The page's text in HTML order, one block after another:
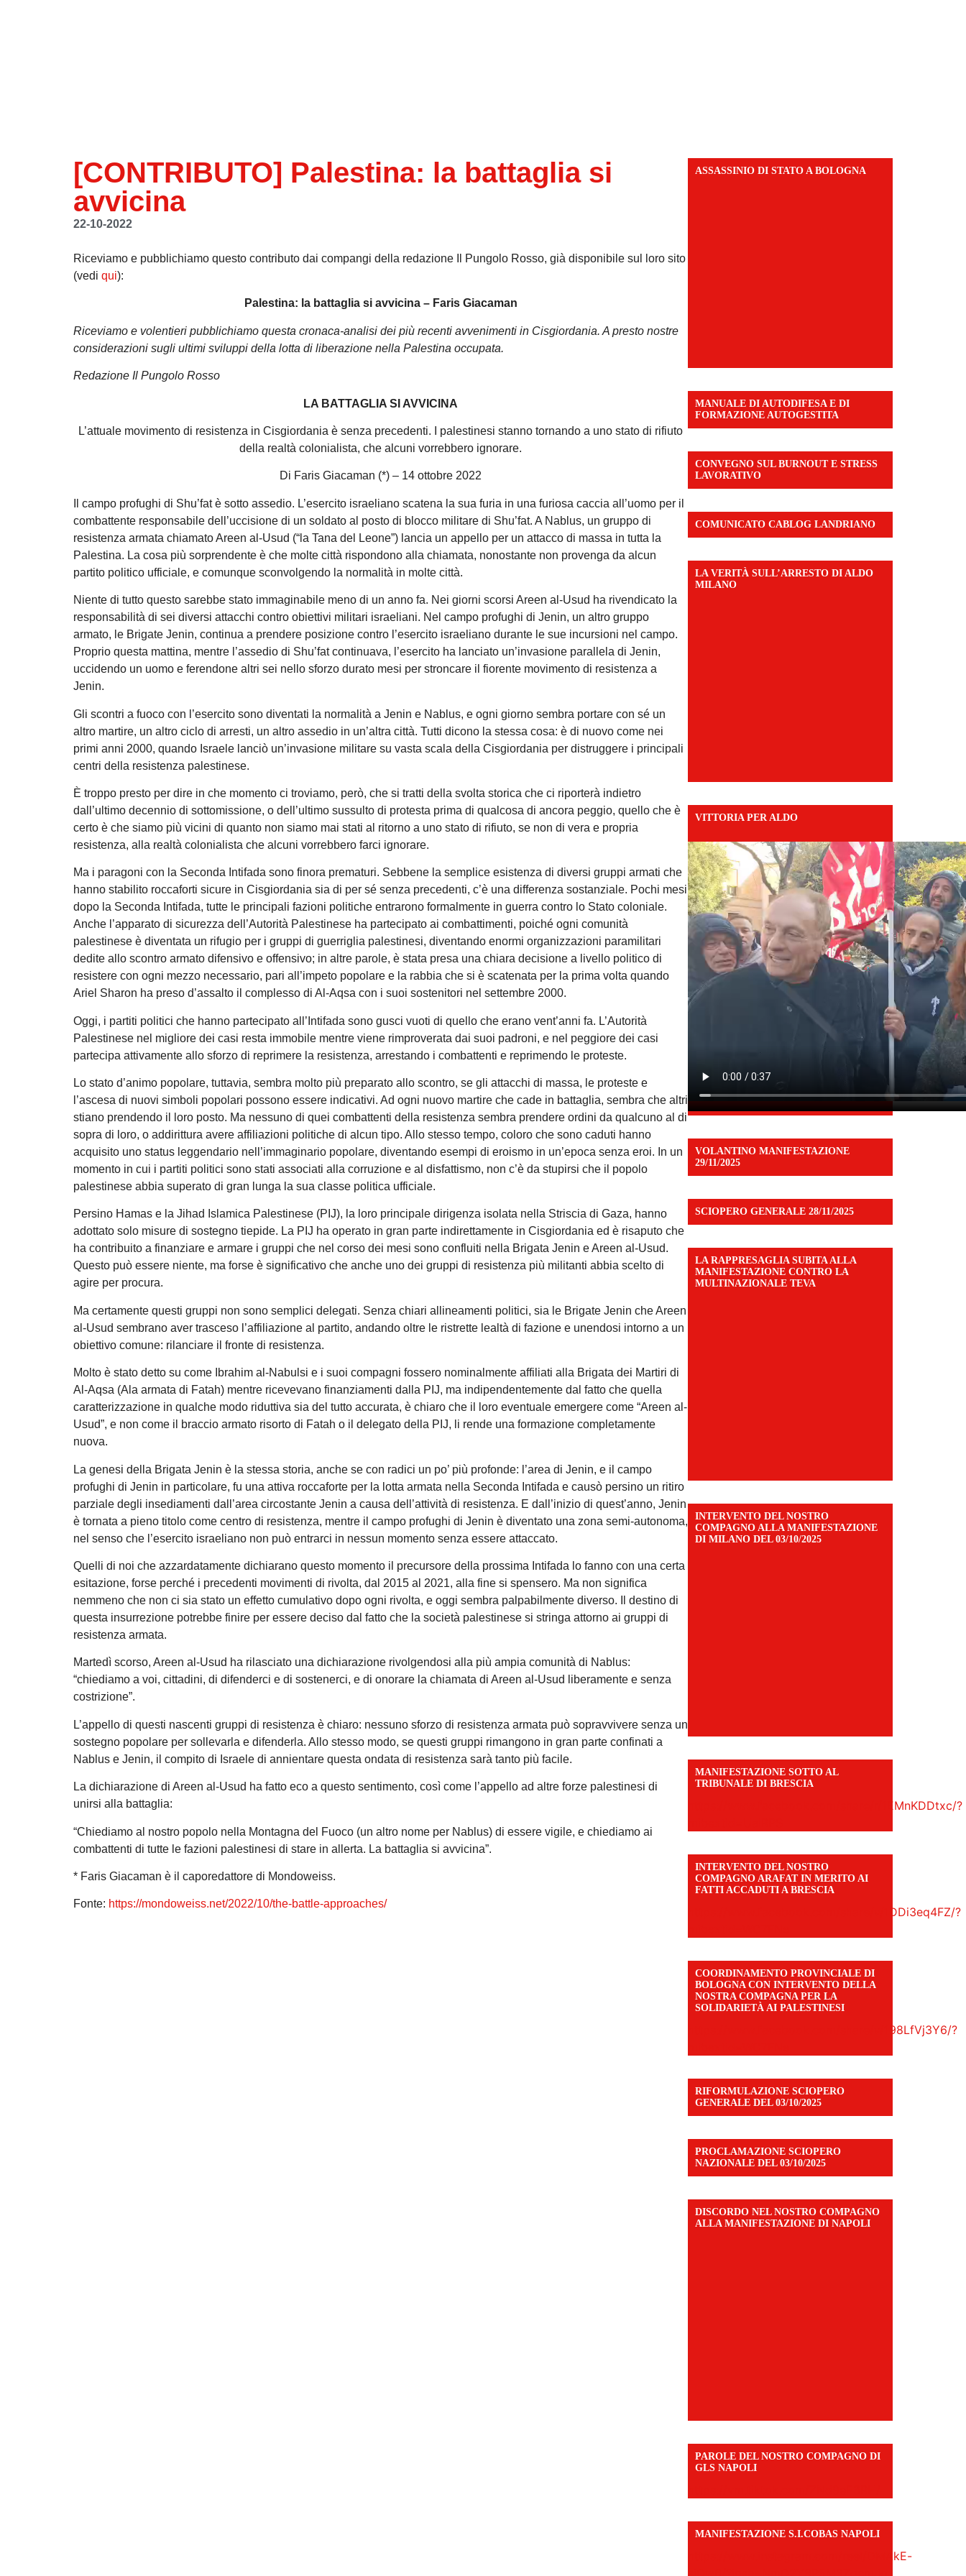
[CONTRIBUTO] Palestina: la battaglia si
avvicina
22-10-2022
Riceviamo e pubblichiamo questo contributo dai compangi della redazione Il Pungolo Rosso, già disponibile sul loro sito
(vedi qui):
Palestina: la battaglia si avvicina – Faris Giacaman
Riceviamo e volentieri pubblichiamo questa cronaca-analisi dei più recenti avvenimenti in Cisgiordania. A presto nostre
considerazioni sugli ultimi sviluppi della lotta di liberazione nella Palestina occupata.
Redazione Il Pungolo Rosso
LA BATTAGLIA SI AVVICINA
L’attuale movimento di resistenza in Cisgiordania è senza precedenti. I palestinesi stanno tornando a uno stato di rifiuto
della realtà colonialista, che alcuni vorrebbero ignorare.
Di Faris Giacaman (*) – 14 ottobre 2022
Il campo profughi di Shu’fat è sotto assedio. L’esercito israeliano scatena la sua furia in una furiosa caccia all’uomo per il
combattente responsabile dell’uccisione di un soldato al posto di blocco militare di Shu’fat. A Nablus, un gruppo di
resistenza armata chiamato Areen al-Usud (“la Tana del Leone”) lancia un appello per un attacco di massa in tutta la
Palestina. La cosa più sorprendente è che molte città rispondono alla chiamata, nonostante non provenga da alcun
partito politico ufficiale, e comunque sconvolgendo la normalità in molte città.
Niente di tutto questo sarebbe stato immaginabile meno di un anno fa. Nei giorni scorsi Areen al-Usud ha rivendicato la
responsabilità di sei diversi attacchi contro obiettivi militari israeliani. Nel campo profughi di Jenin, un altro gruppo
armato, le Brigate Jenin, continua a prendere posizione contro l’esercito israeliano durante le sue incursioni nel campo.
Proprio questa mattina, mentre l’assedio di Shu’fat continuava, l’esercito ha lanciato un’invasione parallela di Jenin,
uccidendo un uomo e ferendone altri sei nello sforzo durato mesi per stroncare il fiorente movimento di resistenza a
Jenin.
Gli scontri a fuoco con l’esercito sono diventati la normalità a Jenin e Nablus, e ogni giorno sembra portare con sé un
altro martire, un altro ciclo di arresti, un altro assedio in un’altra città. Tutti dicono la stessa cosa: è di nuovo come nei
primi anni 2000, quando Israele lanciò un’invasione militare su vasta scala della Cisgiordania per distruggere i principali
centri della resistenza palestinese.
È troppo presto per dire in che momento ci troviamo, però, che si tratti della svolta storica che ci riporterà indietro
dall’ultimo decennio di sottomissione, o dell’ultimo sussulto di protesta prima di qualcosa di ancora peggio, quello che è
certo è che siamo più vicini di quanto non siamo mai stati al ritorno a uno stato di rifiuto, se non di vera e propria
resistenza, alla realtà colonialista che alcuni vorrebbero farci ignorare.
Ma i paragoni con la Seconda Intifada sono finora prematuri. Sebbene la semplice esistenza di diversi gruppi armati che
hanno stabilito roccaforti sicure in Cisgiordania sia di per sé senza precedenti, c’è una differenza sostanziale. Pochi mesi
dopo la Seconda Intifada, tutte le principali fazioni politiche entrarono formalmente in guerra contro lo Stato coloniale.
Anche l’apparato di sicurezza dell’Autorità Palestinese ha partecipato ai combattimenti, poiché ogni comunità
palestinese è diventata un rifugio per i gruppi di guerriglia palestinesi, diventando enormi organizzazioni paramilitari
dedite allo scontro armato difensivo e offensivo; in altre parole, è stata presa una chiara decisione a livello politico di
resistere con ogni mezzo necessario, pari all’impeto popolare e la rabbia che si è scatenata per la prima volta quando
Ariel Sharon ha preso d’assalto il complesso di Al-Aqsa con i suoi sostenitori nel settembre 2000.
Oggi, i partiti politici che hanno partecipato all’Intifada sono gusci vuoti di quello che erano vent’anni fa. L’Autorità
Palestinese nel migliore dei casi resta immobile mentre viene rimproverata dai suoi padroni, e nel peggiore dei casi
partecipa attivamente allo sforzo di reprimere la resistenza, arrestando i combattenti e reprimendo le proteste.
Lo stato d’animo popolare, tuttavia, sembra molto più preparato allo scontro, se gli attacchi di massa, le proteste e
l’ascesa di nuovi simboli popolari possono essere indicativi. Ad ogni nuovo martire che cade in battaglia, sembra che altri
stiano prendendo il loro posto. Ma nessuno di quei combattenti della resistenza sembra prendere ordini da qualcuno al di
sopra di loro, o addirittura avere affiliazioni politiche di alcun tipo. Allo stesso tempo, coloro che sono caduti hanno
acquisito uno status leggendario nell’immaginario popolare, diventando esempi di eroismo in un’epoca senza eroi. In un
momento in cui i partiti politici sono stati associati alla corruzione e al disfattismo, non c’è da stupirsi che il popolo
palestinese abbia superato di gran lunga la sua classe politica ufficiale.
Persino Hamas e la Jihad Islamica Palestinese (PIJ), la loro principale dirigenza isolata nella Striscia di Gaza, hanno
adottato solo misure di sostegno tiepide. La PIJ ha operato in gran parte indirettamente in Cisgiordania ed è risaputo che
ha contribuito a finanziare e armare i gruppi che nel corso dei mesi sono confluiti nella Brigata Jenin e Areen al-Usud.
Questo può essere niente, ma forse è significativo che anche uno dei gruppi di resistenza più militanti abbia scelto di
agire per procura.
Ma certamente questi gruppi non sono semplici delegati. Senza chiari allineamenti politici, sia le Brigate Jenin che Areen
al-Usud sembrano aver trasceso l’affiliazione al partito, andando oltre le ristrette lealtà di fazione e unendosi intorno a un
obiettivo comune: rilanciare il fronte di resistenza.
Molto è stato detto su come Ibrahim al-Nabulsi e i suoi compagni fossero nominalmente affiliati alla Brigata dei Martiri di
Al-Aqsa (Ala armata di Fatah) mentre ricevevano finanziamenti dalla PIJ, ma indipendentemente dal fatto che quella
caratterizzazione in qualche modo riduttiva sia del tutto accurata, è chiaro che il loro eventuale emergere come “Areen al-
Usud”, e non come il braccio armato risorto di Fatah o il delegato della PIJ, li rende una formazione completamente
nuova.
La genesi della Brigata Jenin è la stessa storia, anche se con radici un po’ più profonde: l’area di Jenin, e il campo
profughi di Jenin in particolare, fu una attiva roccaforte per la lotta armata nella Seconda Intifada e causò persino un ritiro
parziale degli insediamenti dall’area circostante Jenin a causa dell’attività di resistenza. E dall’inizio di quest’anno, Jenin
è tornata a pieno titolo come centro di resistenza, mentre il campo profughi di Jenin è diventato una zona semi-autonoma,
nel senso che l’esercito israeliano non può entrarci in nessun momento senza essere attaccato.
Quelli di noi che azzardatamente dichiarano questo momento il precursore della prossima Intifada lo fanno con una certa
esitazione, forse perché i precedenti movimenti di rivolta, dal 2015 al 2021, alla fine si spensero. Ma non significa
nemmeno che non ci sia stato un effetto cumulativo dopo ogni rivolta, e oggi sembra palpabilmente diverso. Il destino di
questa insurrezione potrebbe finire per essere deciso dal fatto che la società palestinese si stringa attorno ai gruppi di
resistenza armata.
Martedì scorso, Areen al-Usud ha rilasciato una dichiarazione rivolgendosi alla più ampia comunità di Nablus:
“chiediamo a voi, cittadini, di difenderci e di sostenerci, e di onorare la chiamata di Areen al-Usud liberamente e senza
costrizione”.
L’appello di questi nascenti gruppi di resistenza è chiaro: nessuno sforzo di resistenza armata può sopravvivere senza un
sostegno popolare per sollevarla e difenderla. Allo stesso modo, se questi gruppi rimangono in gran parte confinati a
Nablus e Jenin, il compito di Israele di annientare questa ondata di resistenza sarà tanto più facile.
La dichiarazione di Areen al-Usud ha fatto eco a questo sentimento, così come l’appello ad altre forze palestinesi di
unirsi alla battaglia:
“Chiediamo al nostro popolo nella Montagna del Fuoco (un altro nome per Nablus) di essere vigile, e chiediamo ai
combattenti di tutte le fazioni palestinesi di stare in allerta. La battaglia si avvicina”.
* Faris Giacaman è il caporedattore di Mondoweiss.
Fonte: https://mondoweiss.net/2022/10/the-battle-approaches/
ASSASSINIO DI STATO A BOLOGNA
MANUALE DI AUTODIFESA E DI
FORMAZIONE AUTOGESTITA
CONVEGNO SUL BURNOUT E STRESS
LAVORATIVO
COMUNICATO CABLOG LANDRIANO
LA VERITÀ SULL’ARRESTO DI ALDO
MILANO
VITTORIA PER ALDO
VOLANTINO MANIFESTAZIONE
29/11/2025
SCIOPERO GENERALE 28/11/2025
LA RAPPRESAGLIA SUBITA ALLA
MANIFESTAZIONE CONTRO LA
MULTINAZIONALE TEVA
INTERVENTO DEL NOSTRO
COMPAGNO ALLA MANIFESTAZIONE
DI MILANO DEL 03/10/2025
MANIFESTAZIONE SOTTO AL
TRIBUNALE DI BRESCIA
https://www.facebook.com/share/r/1EMnKDDtxc/?
INTERVENTO DEL NOSTRO
COMPAGNO ARAFAT IN MERITO AI
FATTI ACCADUTI A BRESCIA
https://www.facebook.com/share/v/1DDi3eq4FZ/?
COORDINAMENTO PROVINCIALE DI
BOLOGNA CON INTERVENTO DELLA
NOSTRA COMPAGNA PER LA
SOLIDARIETÀ AI PALESTINESI
https://www.facebook.com/share/v/198LfVj3Y6/?
RIFORMULAZIONE SCIOPERO
GENERALE DEL 03/10/2025
PROCLAMAZIONE SCIOPERO
NAZIONALE DEL 03/10/2025
DISCORDO NEL NOSTRO COMPAGNO
ALLA MANIFESTAZIONE DI NAPOLI
PAROLE DEL NOSTRO COMPAGNO DI
GLS NAPOLI
MANIFESTAZIONE S.I.COBAS NAPOLI
https://www.instagram.com/reel/DMAkE-